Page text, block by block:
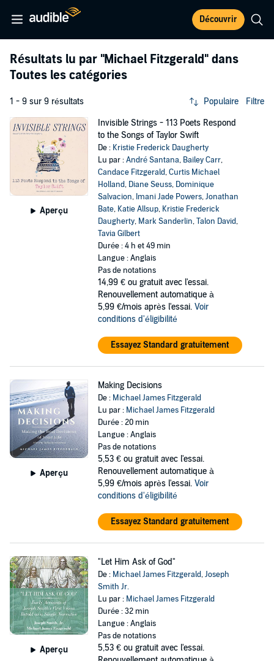
Découvrir
Résultats lu par "Michael Fitzgerald" dans
Toutes les catégories
1 - 9 sur 9 résultats Populaire Filtre
Aperçu
Invisible Strings - 113 Poets Respond
to the Songs of Taylor Swift
De : Kristie Frederick Daugherty
Lu par :André Santana, Bailey Carr,
Candace Fitzgerald,Curtis Michael
Holland, Diane Seuss, Dominique
Salvacion, Imani Jade Powers,Jonathan
Bate, Katie Allsup, Kristie Frederick
Daugherty, Mark Sanderlin,Talon David,
Tavia Gilbert
Durée : 4 h et 49 min
Langue : Anglais
Pas de notations
14,99 € ou gratuit avec l'essai.
Renouvellement automatique à
5,99 €/mois après l'essai. Voir
conditions d'éligibilité
Essayez Standard gratuitement
Aperçu
Making Decisions
De : Michael James Fitzgerald
Lu par : Michael James Fitzgerald
Durée : 20 min
Langue : Anglais
Pas de notations
5,53 € ou gratuit avec l'essai.
Renouvellement automatique à
5,99 €/mois après l'essai. Voir
conditions d'éligibilité
Essayez Standard gratuitement
Aperçu
"Let Him Ask of God"
De : Michael James Fitzgerald,Joseph
Smith Jr.
Lu par : Michael James Fitzgerald
Durée : 32 min
Langue : Anglais
Pas de notations
5,53 € ou gratuit avec l'essai.